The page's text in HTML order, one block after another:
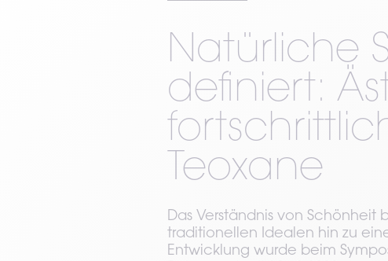
Natürliche
definiert:
Teoxane
Das Verständnis von
traditionellen Idealen hin zu
Entwicklung wurde beim